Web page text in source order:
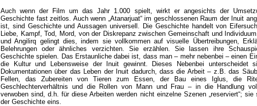
Auch wenn der Film um das Jahr 1.000 spielt, wirkt er angesichts der
Geschichte fast zeitlos. Auch wenn „Atanarjuat“ im geschlossenen Raum der Inuit
ist, sind Geschichte und Aussagen universell. Die Geschichte handelt von
Liebe, Kampf, Tod, Mord, von der Diskrepanz zwischen Gemeinschaft und
und Angilirq gelingt dies, indem sie vollkommen auf visuelle Übertreibungen,
Belehrungen oder ähnliches verzichten. Sie erzählen. Sie lassen ihre
Geschichte spielen. Das Erstaunliche dabei ist, dass man – mehr nebenbei – einen
die Kultur und Lebensweise der Inuit gewinnt. Dieses Nebenbei unterscheidet
Dokumentationen über das Leben der Inuit dadurch, dass die Arbeit – z.B. das
Fellen, das Zubereiten von Tieren zum Essen, der Bau eines Iglus, die
Geschlechterverhältnis und die Rollen von Mann und Frau – in die Handlung
verwoben sind, d.h. für diese Arbeiten werden nicht einzelne Szenen „reserviert“; sie
der Geschichte eins.